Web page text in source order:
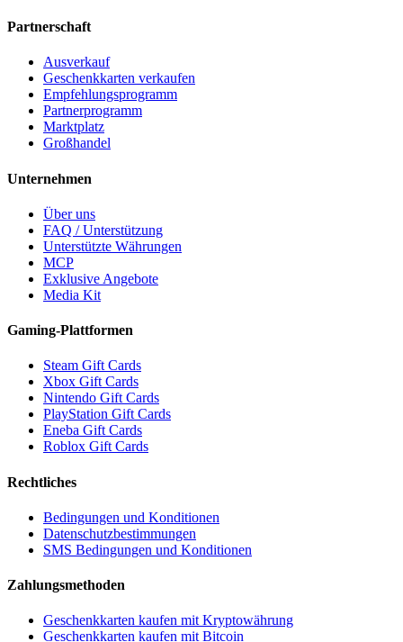
Partnerschaft
Ausverkauf
Geschenkkarten verkaufen
Empfehlungsprogramm
Partnerprogramm
Marktplatz
Großhandel
Unternehmen
Über uns
FAQ / Unterstützung
Unterstützte Währungen
MCP
Exklusive Angebote
Media Kit
Gaming-Plattformen
Steam Gift Cards
Xbox Gift Cards
Nintendo Gift Cards
PlayStation Gift Cards
Eneba Gift Cards
Roblox Gift Cards
Rechtliches
Bedingungen und Konditionen
Datenschutzbestimmungen
SMS Bedingungen und Konditionen
Zahlungsmethoden
Geschenkkarten kaufen mit Kryptowährung
Geschenkkarten kaufen mit Bitcoin